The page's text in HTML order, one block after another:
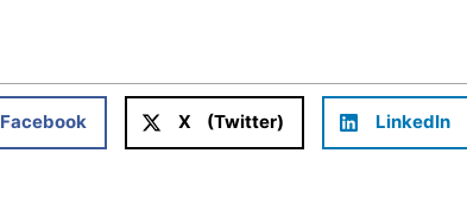
Facebook X (Twitter) LinkedIn